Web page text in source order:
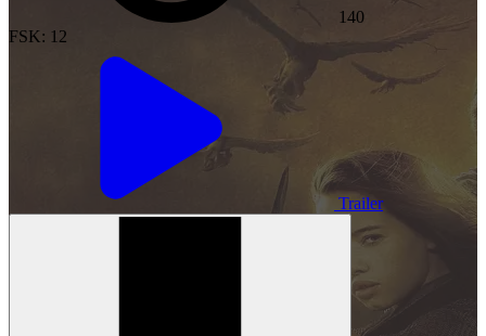
140
FSK: 12
Trailer